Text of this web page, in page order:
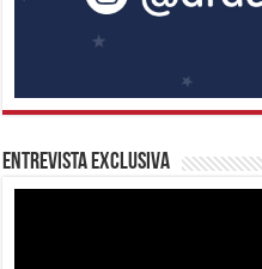
Entrevista Exclusiva